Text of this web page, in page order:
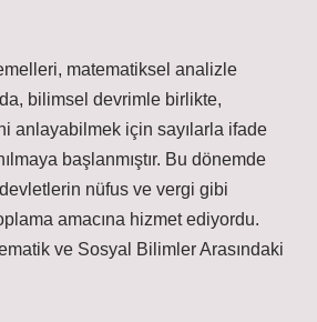
matematiksel analizle
bilimsel devrimle birlikte,
anlayabilmek için sayılarla ifade
başlanmıştır. Bu dönemde
nüfus ve vergi gibi
amacına hizmet ediyordu.
ve Sosyal Bilimler Arasındaki